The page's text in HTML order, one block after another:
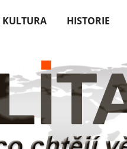
KULTURA HISTORIE